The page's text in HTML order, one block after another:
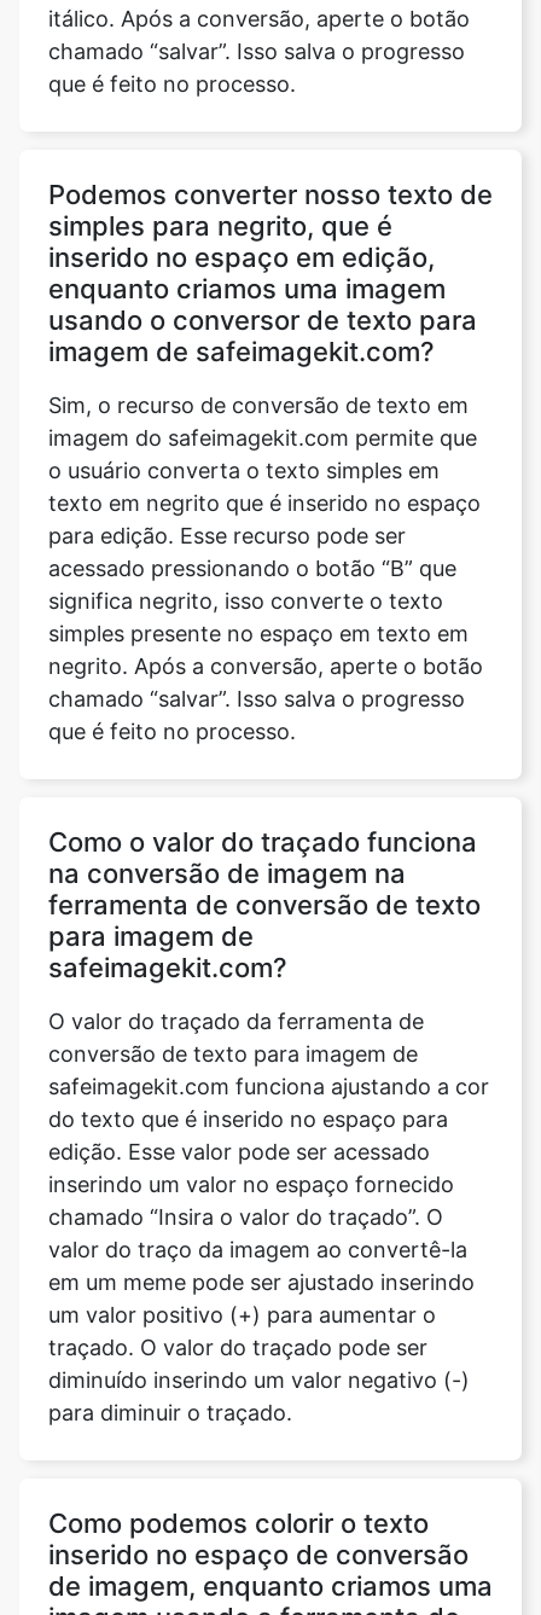
itálico. Após a conversão, aperte o botão
chamado “salvar”. Isso salva o progresso
que é feito no processo.
Podemos converter nosso texto de
simples para negrito, que é
inserido no espaço em edição,
enquanto criamos uma imagem
usando o conversor de texto para
imagem de safeimagekit.com?
Sim, o recurso de conversão de texto em
imagem do safeimagekit.com permite que
o usuário converta o texto simples em
texto em negrito que é inserido no espaço
para edição. Esse recurso pode ser
acessado pressionando o botão “B” que
significa negrito, isso converte o texto
simples presente no espaço em texto em
negrito. Após a conversão, aperte o botão
chamado “salvar”. Isso salva o progresso
que é feito no processo.
Como o valor do traçado funciona
na conversão de imagem na
ferramenta de conversão de texto
para imagem de
safeimagekit.com?
O valor do traçado da ferramenta de
conversão de texto para imagem de
safeimagekit.com funciona ajustando a cor
do texto que é inserido no espaço para
edição. Esse valor pode ser acessado
inserindo um valor no espaço fornecido
chamado “Insira o valor do traçado”. O
valor do traço da imagem ao convertê-la
em um meme pode ser ajustado inserindo
um valor positivo (+) para aumentar o
traçado. O valor do traçado pode ser
diminuído inserindo um valor negativo (-)
para diminuir o traçado.
Como podemos colorir o texto
inserido no espaço de conversão
de imagem, enquanto criamos uma